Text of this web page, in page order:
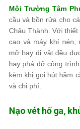
Môi Trường Tâm
cầu và bồn rửa cho
Châu Thành. Với
cao và máy khí nén,
mỡ hay dị vật đều
hay phá dỡ công
kèm khi gọi hút hầm
và chi phí.
Nạo vét hố ga,